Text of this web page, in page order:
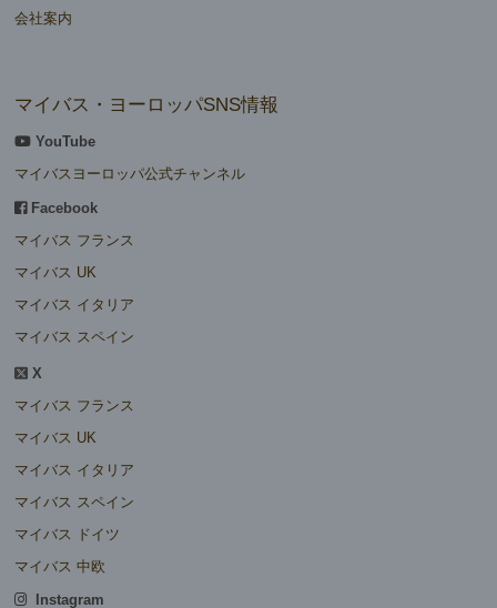
会社案内
マイバス・ヨーロッパSNS情報
YouTube
マイバスヨーロッパ公式チャンネル
Facebook
マイバス フランス
マイバス UK
マイバス イタリア
マイバス スペイン
X
マイバス フランス
マイバス UK
マイバス イタリア
マイバス スペイン
マイバス ドイツ
マイバス 中欧
Instagram